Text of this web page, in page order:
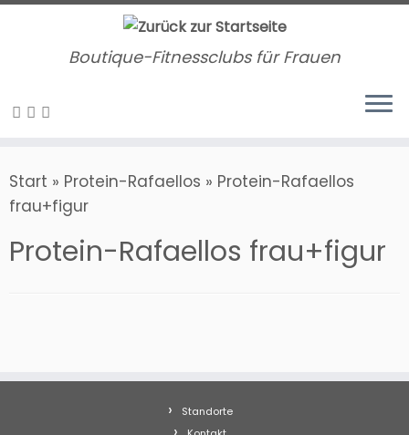
Zum
Boutique-Fitnessclubs für Frauen
Start » Protein-Rafaellos » Protein-Rafaellos
frau+figur
Protein-Rafaellos frau+figur
Standorte